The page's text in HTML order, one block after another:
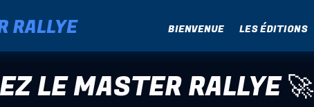
RALLYE BIENVENUE LES ÉDITIONS
LE MASTER RALLYE 🚀